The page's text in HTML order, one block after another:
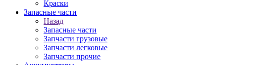
Краски
Запасные части
Назад
Запасные части
Запчасти грузовые
Запчасти легковые
Запчасти прочие